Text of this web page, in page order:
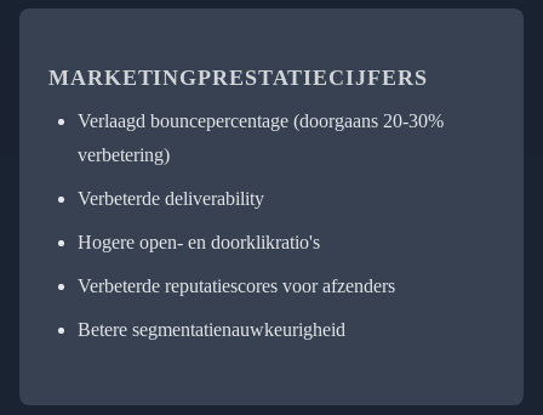
MARKETINGPRESTATIECIJFERS
Verlaagd bouncepercentage (doorgaans 20-30%
verbetering)
Verbeterde deliverability
Hogere open- en doorklikratio's
Verbeterde reputatiescores voor afzenders
Betere segmentatienauwkeurigheid